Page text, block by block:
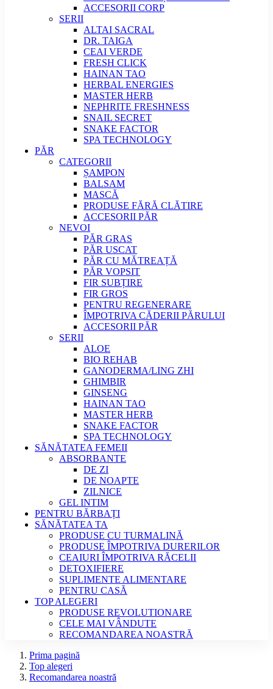
ACCESORII CORP
SERII
ALTAI SACRAL
DR. TAIGA
CEAI VERDE
FRESH CLICK
HAINAN TAO
HERBAL ENERGIES
MASTER HERB
NEPHRITE FRESHNESS
SNAIL SECRET
SNAKE FACTOR
SPA TECHNOLOGY
PĂR
CATEGORII
ȘAMPON
BALSAM
MASCĂ
PRODUSE FĂRĂ CLĂTIRE
ACCESORII PĂR
NEVOI
PĂR GRAS
PĂR USCAT
PĂR CU MĂTREAȚĂ
PĂR VOPSIT
FIR SUBȚIRE
FIR GROS
PENTRU REGENERARE
ÎMPOTRIVA CĂDERII PĂRULUI
ACCESORII PĂR
SERII
ALOE
BIO REHAB
GANODERMA/LING ZHI
GHIMBIR
GINSENG
HAINAN TAO
MASTER HERB
SNAKE FACTOR
SPA TECHNOLOGY
SĂNĂTATEA FEMEII
ABSORBANTE
DE ZI
DE NOAPTE
ZILNICE
GEL INTIM
PENTRU BĂRBAȚI
SĂNĂTATEA TA
PRODUSE CU TURMALINĂ
PRODUSE ÎMPOTRIVA DURERILOR
CEAIURI ÎMPOTRIVA RĂCELII
DETOXIFIERE
SUPLIMENTE ALIMENTARE
PENTRU CASĂ
TOP ALEGERI
PRODUSE REVOLUTIONARE
CELE MAI VÂNDUTE
RECOMANDAREA NOASTRĂ
Prima pagină
Top alegeri
Recomandarea noastră